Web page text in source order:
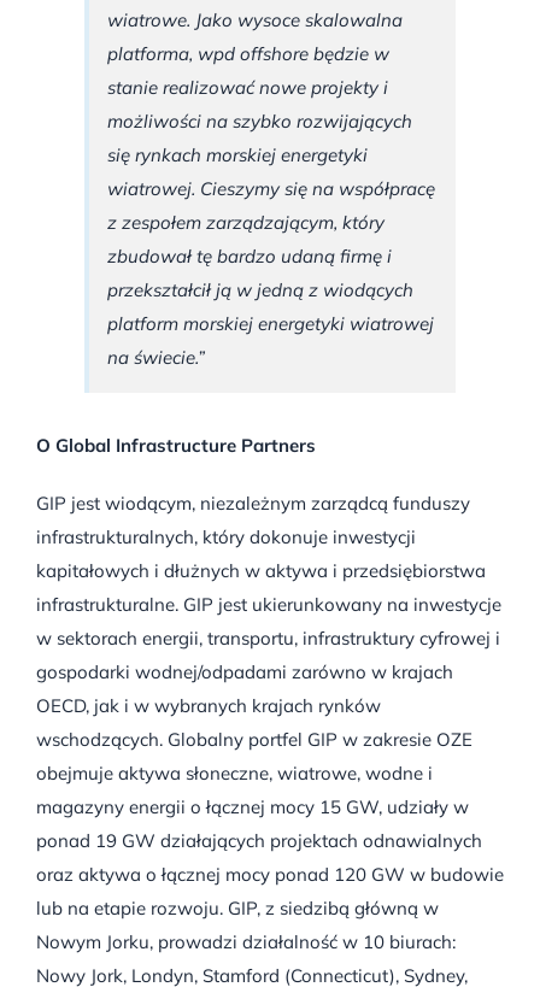
wiatrowe. Jako wysoce skalowalna
platforma, wpd offshore będzie w
stanie realizować nowe projekty i
możliwości na szybko rozwijających
się rynkach morskiej energetyki
wiatrowej. Cieszymy się na współpracę
z zespołem zarządzającym, który
zbudował tę bardzo udaną firmę i
przekształcił ją w jedną z wiodących
platform morskiej energetyki wiatrowej
na świecie.”
O Global Infrastructure Partners
GIP jest wiodącym, niezależnym zarządcą funduszy
infrastrukturalnych, który dokonuje inwestycji
kapitałowych i dłużnych w aktywa i przedsiębiorstwa
infrastrukturalne. GIP jest ukierunkowany na inwestycje
w sektorach energii, transportu, infrastruktury cyfrowej i
gospodarki wodnej/odpadami zarówno w krajach
OECD, jak i w wybranych krajach rynków
wschodzących. Globalny portfel GIP w zakresie OZE
obejmuje aktywa słoneczne, wiatrowe, wodne i
magazyny energii o łącznej mocy 15 GW, udziały w
ponad 19 GW działających projektach odnawialnych
oraz aktywa o łącznej mocy ponad 120 GW w budowie
lub na etapie rozwoju. GIP, z siedzibą główną w
Nowym Jorku, prowadzi działalność w 10 biurach:
Nowy Jork, Londyn, Stamford (Connecticut), Sydney,